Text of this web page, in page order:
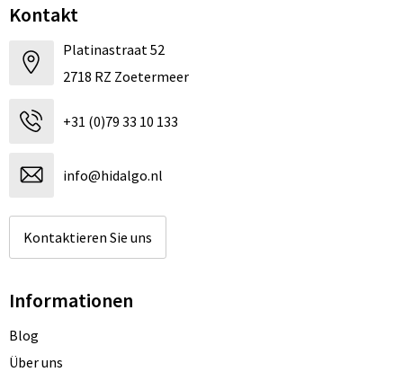
Kontakt
Platinastraat 52
2718 RZ Zoetermeer
+31 (0)79 33 10 133
info@hidalgo.nl
Kontaktieren Sie uns
Informationen
Blog
Über uns